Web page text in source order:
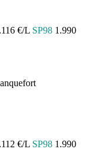
€/L SP98 1.990
€/L SP98 1.990